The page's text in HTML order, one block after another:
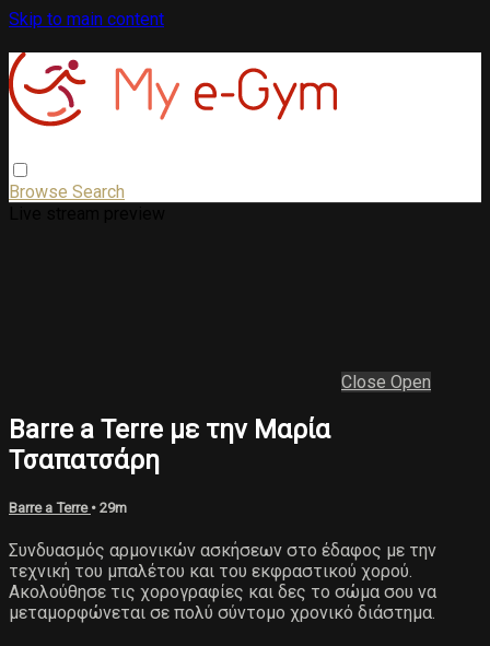
Skip to main content
Browse Search
Close Open
Barre a Terre με την Μαρία
Τσαπατσάρη
Barre a Terre • 29m
Συνδυασμός αρμονικών ασκήσεων στο έδαφος με την
τεχνική του μπαλέτου και του εκφραστικού χορού.
Ακολούθησε τις χορογραφίες και δες το σώμα σου να
μεταμορφώνεται σε πολύ σύντομο χρονικό διάστημα.